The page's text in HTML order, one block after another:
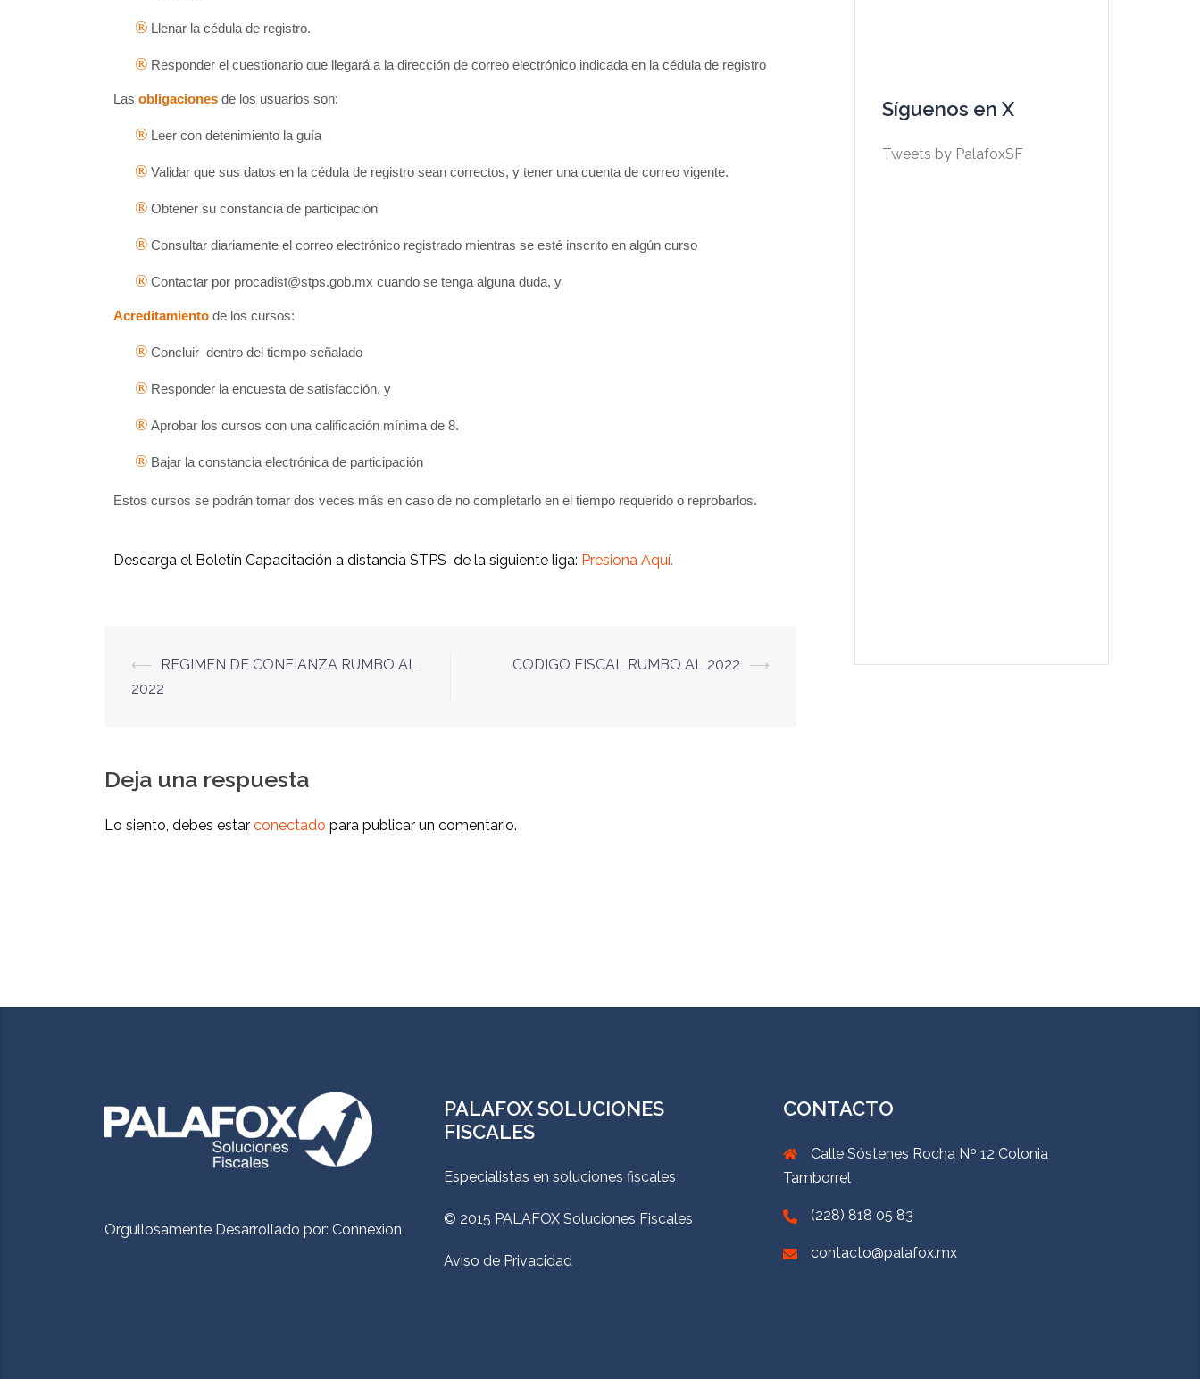
® Llenar la cédula de registro.
® Responder el cuestionario que llegará a la dirección de correo electrónico indicada en la cédula de registro
Las obligaciones de los usuarios son:
® Leer con detenimiento la guía
® Validar que sus datos en la cédula de registro sean correctos, y tener una cuenta de correo vigente.
® Obtener su constancia de participación
® Consultar diariamente el correo electrónico registrado mientras se esté inscrito en algún curso
® Contactar por procadist@stps.gob.mx cuando se tenga alguna duda, y
Acreditamiento de los cursos:
® Concluir dentro del tiempo señalado
® Responder la encuesta de satisfacción, y
® Aprobar los cursos con una calificación mínima de 8.
® Bajar la constancia electrónica de participación
Estos cursos se podrán tomar dos veces más en caso de no completarlo en el tiempo requerido o reprobarlos.
Descarga el Boletín Capacitación a distancia STPS de la siguiente liga: Presiona Aquí.
⟵
REGIMEN DE CONFIANZA RUMBO AL
2022
CODIGO FISCAL RUMBO AL 2022 ⟶
Deja una respuesta
Lo siento, debes estar conectado para publicar un comentario.
Síguenos en X
Tweets by PalafoxSF
Orgullosamente Desarrollado por: Connexion
PALAFOX SOLUCIONES
FISCALES
Especialistas en soluciones fiscales
© 2015 PALAFOX Soluciones Fiscales
Aviso de Privacidad
CONTACTO
Calle Sóstenes Rocha Nº 12 Colonia
Tamborrel
(228) 818 05 83
contacto@palafox.mx